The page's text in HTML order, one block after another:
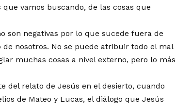
vamos buscando, de las cosas que
son negativas por lo que sucede fuera de
nosotros. No se puede atribuir todo el mal
muchas cosas a nivel externo, pero lo más
del relato de Jesús en el desierto, cuando
de Mateo y Lucas, el diálogo que Jesús